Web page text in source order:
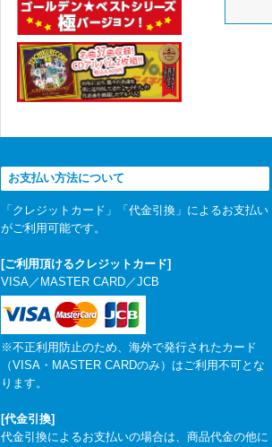
お支払い方法について
「クレジットカード」「代金引換」によるお支払い
がご利用可能です。
[ご利用頂けるクレジットカード]
VISA／MASTER CARD／JCB
※不正利用防止のため、海外で発行されたカード
（VISA・MASTER CARDのみ）はご利用不可とな
ります。
[代金引換]
代金引換によるお支払いの場合は、商品代金の他に